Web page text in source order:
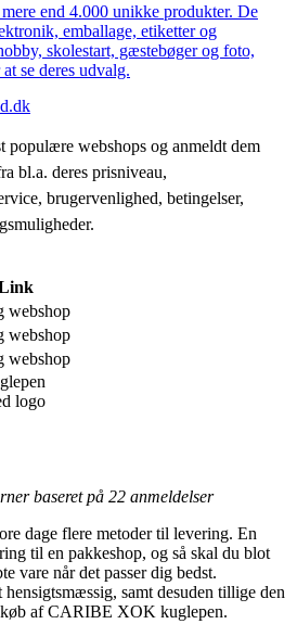
end 4.000 unikke produkter. De
emballage, etiketter og
skolestart, gæstebøger og foto,
se deres udvalg.
populære webshops og anmeldt dem
bl.a. deres prisniveau,
brugervenlighed, betingelser,
webshop
webshop
webshop
logo
baseret på 22 anmeldelser
dage flere metoder til levering. En
til en pakkeshop, og så skal du blot
vare når det passer dig bedst.
samt desuden tillige den
af CARIBE XOK kuglepen.